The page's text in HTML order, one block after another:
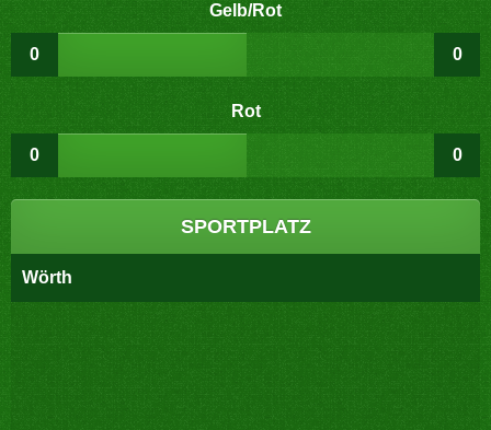
Gelb/Rot
0 0
Rot
0 0
SPORTPLATZ
Wörth